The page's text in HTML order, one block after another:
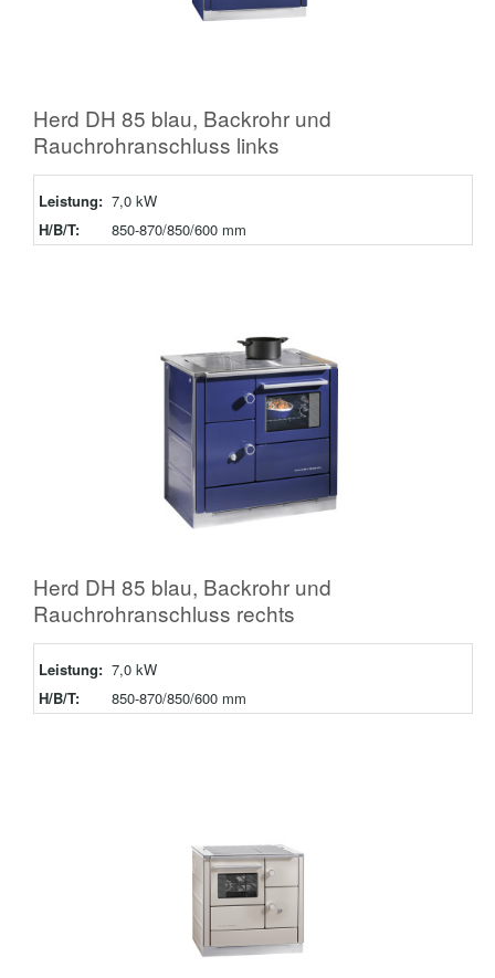
Herd DH 85 blau, Backrohr und
Rauchrohranschluss links
Leistung: 7,0 kW
H/B/T:
850-870/850/600 mm
Herd DH 85 blau, Backrohr und
Rauchrohranschluss rechts
Leistung: 7,0 kW
H/B/T:
850-870/850/600 mm